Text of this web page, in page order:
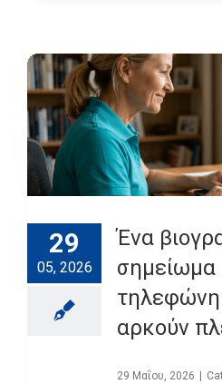
29
05, 2026
Ένα
σημείωμα
αρκούν
29 Μαΐου, 2026 |